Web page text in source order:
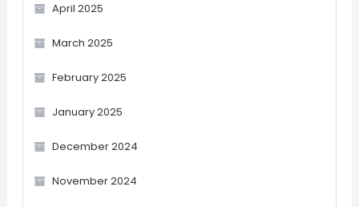
April 2025
March 2025
February 2025
January 2025
December 2024
November 2024